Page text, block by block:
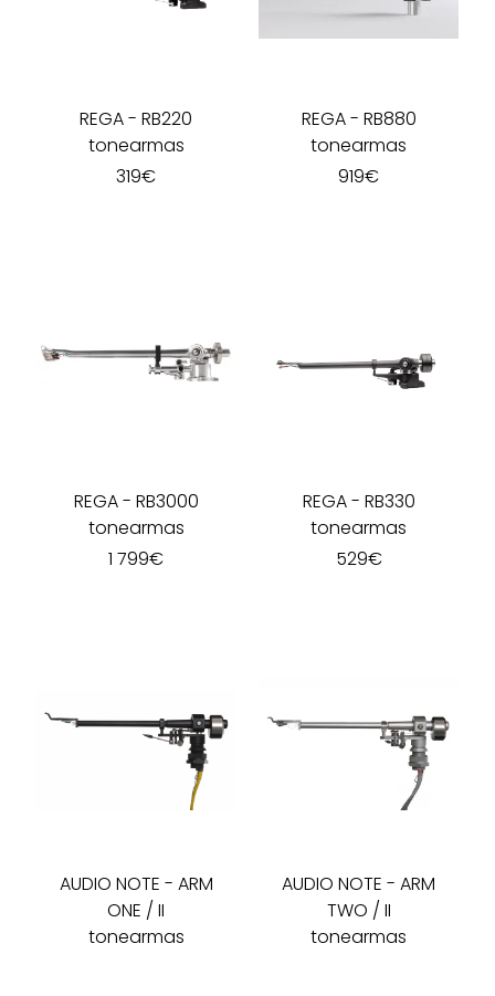
REGA-RB220
tonearmas
319€
REGA- RB880
tonearmas
919€
REGA- RB3000
tonearmas
1 799€
REGA- RB330
tonearmas
529€
AUDIO NOTE - ARM
ONE / II
tonearmas
AUDIO NOTE -ARM
TWO / II
tonearmas